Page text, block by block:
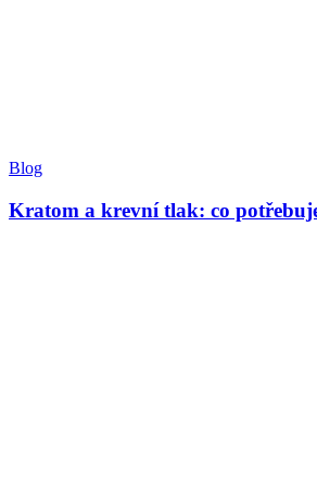
Blog
Kratom a krevní tlak: co